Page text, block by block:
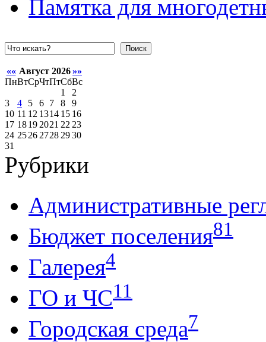
Памятка для
Поиск
«« Август 2026 »»
ПнВтСрЧтПтСбВс
1
2
3
4 5 6 7 8
9
10 11 12 1314 15 16
17 1819 2021 22 23
24 2526 2728 2930
31
Рубрики
Административные
Бюджет поселения81
Галерея4
ГО и ЧС11
Городская среда7